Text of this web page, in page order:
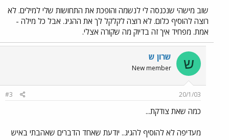
שוב מישהי שנכנסה לי לנשמה והופכת את התחושות שלי למילים. לא
רוצה להוסיף כלום. לא רוצה לקלקל לך את ההגיג. אבל כל מילה -
אמת. מפחיד איך זה בדיוק מה שקורה אצלי.
ש שרון ש
New member
20/1/03
#3
כמה שאת צודקת...
מעדיפה לא להוסיף להגיג.. יודעת שאחד הדברים שאהבתי באיש